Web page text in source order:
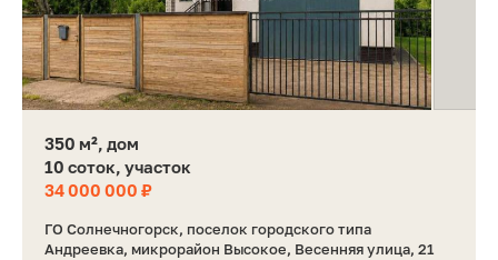
350 м², дом
10 соток, участок
34 000 000 ₽
ГО Солнечногорск, поселок городского типа
Андреевка, микрорайон Высокое, Весенняя улица, 21